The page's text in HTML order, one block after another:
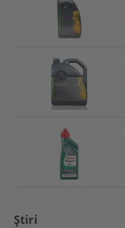
Ştiri